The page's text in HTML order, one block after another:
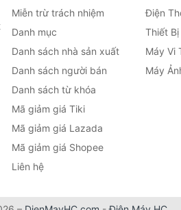
Miễn trừ trách nhiệm
Danh mục
Danh sách nhà sản xuất
Danh sách người bán
Danh sách từ khóa
Mã giảm giá Tiki
Mã giảm giá Lazada
Mã giảm giá Shopee
Liên hệ
Điện
Thiết Bị
Máy Vi
Máy